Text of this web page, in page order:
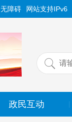
网站支持IPv6
无障碍
政民互动